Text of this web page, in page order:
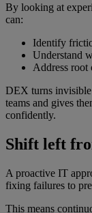
By looking at
can:
Identify
Understand
Address root
DEX turns
teams and gives
confidently.
Shift left
A proactive IT
fixing failures to
This means